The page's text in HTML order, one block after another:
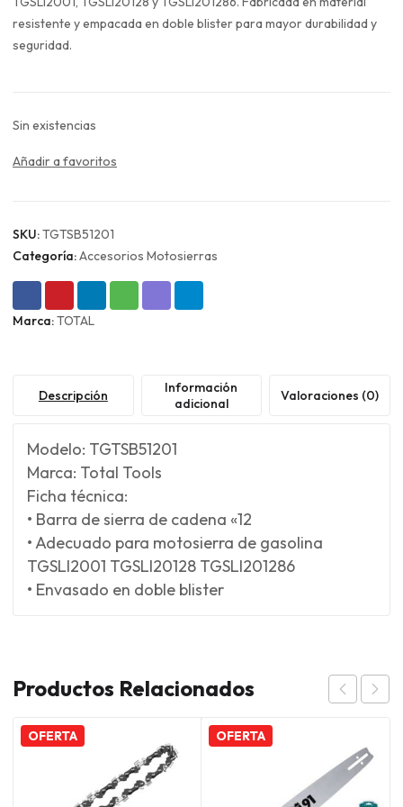
$16.990.$12.743.
resistente y empacada en doble blister para mayor durabilidad y
seguridad.
Sin existencias
Añadir a favoritos
SKU:TGTSB51201
Categoría:Accesorios Motosierras
Marca:TOTAL
Descripción
Información
adicional
Valoraciones (0)
Modelo: TGTSB51201
Marca: Total Tools
Ficha técnica:
• Barra de sierra de cadena «12
• Adecuado para motosierra de gasolina
TGSLI2001 TGSLI20128 TGSLI201286
• Envasado en doble blister
Productos Relacionados
OFERTA OFERTA